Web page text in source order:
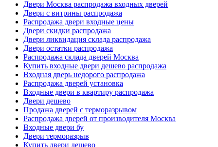
Двери Москва распродажа входных дверей
Двери с витрины распродажа
Распродажа двери входные цены
Двери скидки распродажа
Двери ликвидация склада распродажа
Двери остатки распродажа
Распродажа склада дверей Москва
Купить входные двери дешево распродажа
Входная дверь недорого распродажа
Распродажа дверей установка
Входные двери в квартиру распродажа
Двери дешево
Продажа дверей с терморазрывом
Распродажа дверей от производителя Москва
Входные двери бу
Двери терморазрыв
Купить двери дешево